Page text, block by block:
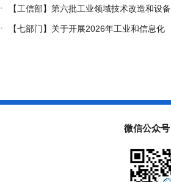
国际开放合作基础研究专项（试点）项目指南
【工信部】第六批工业领域技术改造和设备
更新再贷款项目申报工作启动
【七部门】关于开展2026年工业和信息化
微信公众号